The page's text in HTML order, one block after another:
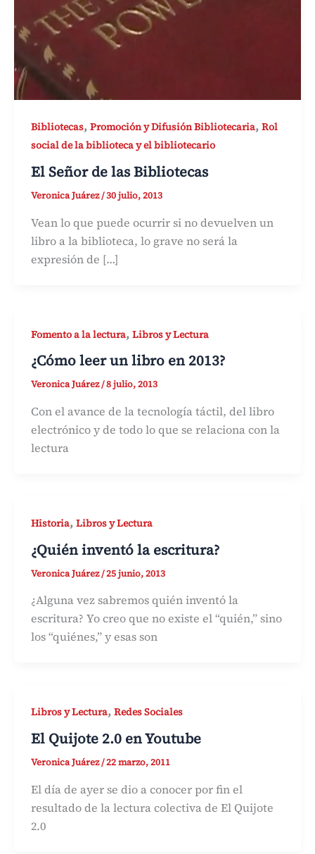
Bibliotecas, Promoción y Difusión Bibliotecaria, Rol
social de la biblioteca y el bibliotecario
El Señor de las Bibliotecas
Veronica Juárez/30 julio, 2013
Vean lo que puede ocurrir si no devuelven un
libro a la biblioteca, lo grave no será la
expresión de […]
Fomento a la lectura, Libros y Lectura
¿Cómo leer un libro en 2013?
Veronica Juárez/8 julio, 2013
Con el avance de la tecnología táctil, del libro
electrónico y de todo lo que se relaciona con la
lectura
Historia, Libros y Lectura
¿Quién inventó la escritura?
Veronica Juárez/25 junio, 2013
¿Alguna vez sabremos quién inventó la
escritura? Yo creo que no existe el “quién,” sino
los “quiénes,” y esas son
Libros y Lectura, Redes Sociales
El Quijote 2.0 en Youtube
Veronica Juárez/22 marzo, 2011
El día de ayer se dio a conocer por fin el
resultado de la lectura colectiva de El Quijote
2.0